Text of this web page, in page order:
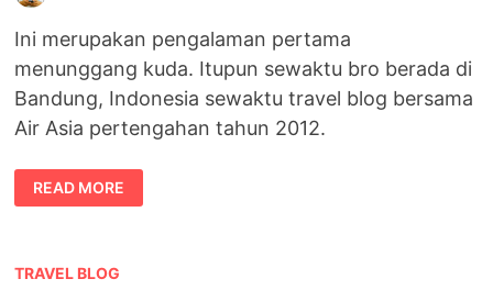
Ini merupakan pengalaman pertama
menunggang kuda. Itupun sewaktu bro berada di
Bandung, Indonesia sewaktu travel blog bersama
Air Asia pertengahan tahun 2012.
PENGALAMAN
MENUNGGANG
KUDA
READ MORE
TRAVEL BLOG